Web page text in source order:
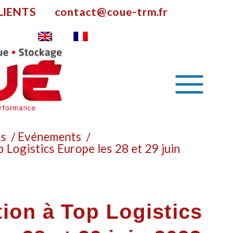
contact@coue-trm.fr
/ Evénements /
Logistics Europe les 28 et 29 juin
à Top Logistics